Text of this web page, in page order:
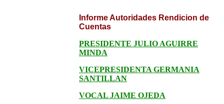
Informe Autoridades Rendicion de
Cuentas
PRESIDENTE JULIO AGUIRRE
MINDA
VICEPRESIDENTA GERMANIA
SANTILLAN
VOCAL JAIME OJEDA